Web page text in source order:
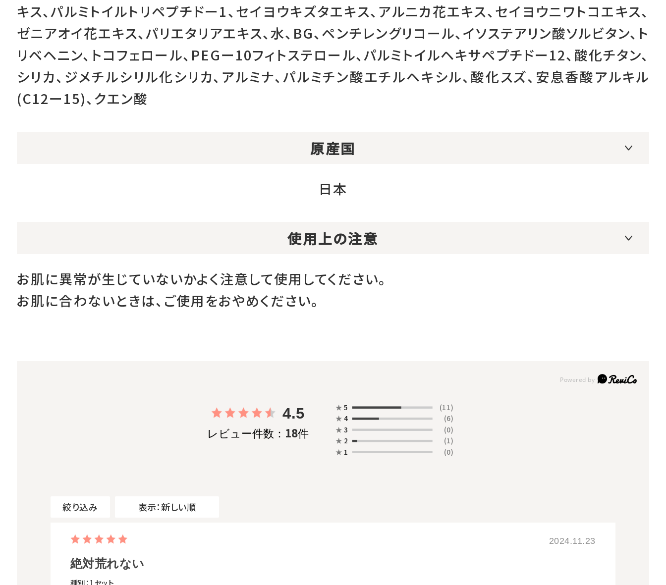
キス、パルミトイルトリペプチドー1、セイヨウキズタエキス、アルニカ花エキス、セイヨウニワトコエキス、
ゼニアオイ花エキス、パリエタリアエキス、水、BG、ペンチレングリコール、イソステアリン酸ソルビタン、ト
リベヘニン、トコフェロール、PEGー10フィトステロール、パルミトイルヘキサペプチドー12、酸化チタン、
シリカ、ジメチルシリル化シリカ、アルミナ、パルミチン酸エチルヘキシル、酸化スズ、安息香酸アルキル
(C12ー15)、クエン酸
原産国
日本
使用上の注意
お肌に異常が生じていないかよく注意して使用してください。
お肌に合わないときは、ご使用をおやめください。
4.5
レビュー件数： 18件
★ 5
(11)
★ 4
(6)
★ 3
(0)
★ 2
(1)
★ 1 (0)
絞り込み 表示：新しい順
2024.11.23
絶対荒れない
種別：1セット